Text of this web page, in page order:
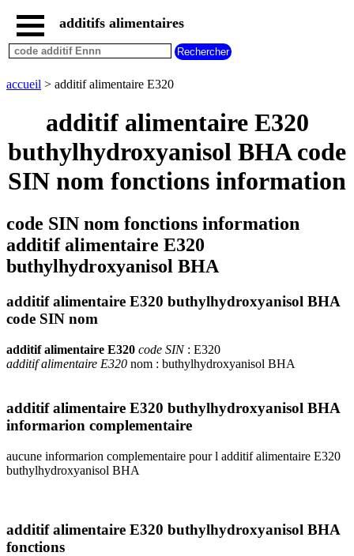
accueil
tous
additifs
additifs
par
fonction
additifs alimentaires
accueil > additif alimentaire E320
additif alimentaire E320
buthylhydroxyanisol BHA code
SIN nom fonctions information
code SIN nom fonctions information
additif alimentaire E320
buthylhydroxyanisol BHA
additif alimentaire E320 buthylhydroxyanisol BHA
code SIN nom
additif alimentaire E320 code SIN: E320
additif alimentaire E320 nom : buthylhydroxyanisol BHA
additif alimentaire E320 buthylhydroxyanisol BHA
informarion complementaire
aucune informarion complementaire pour l additif alimentaire E320
buthylhydroxyanisol BHA
additif alimentaire E320 buthylhydroxyanisol BHA
fonctions